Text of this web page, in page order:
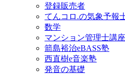
登録販売者
てんコロ.の気象予報
数学
マンション管理士講座
箭島裕治eBASS塾
西直樹e音楽塾
発音の基礎